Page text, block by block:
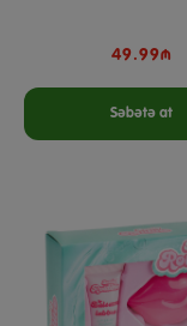
49.99₼
Səbətə at